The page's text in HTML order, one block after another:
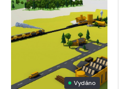
Vydáno